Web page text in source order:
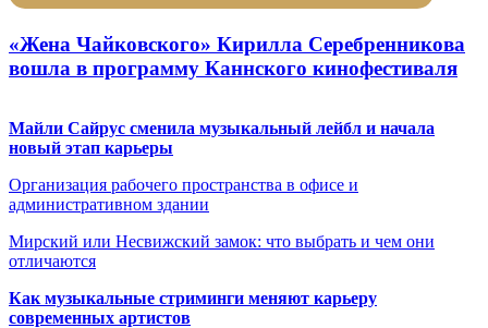
«Жена Чайковского» Кирилла Серебренникова
вошла в программу Каннского кинофестиваля
Майли Сайрус сменила музыкальный лейбл и начала
новый этап карьеры
Организация рабочего пространства в офисе и
административном здании
Мирский или Несвижский замок: что выбрать и чем они
отличаются
Как музыкальные стриминги меняют карьеру
современных артистов